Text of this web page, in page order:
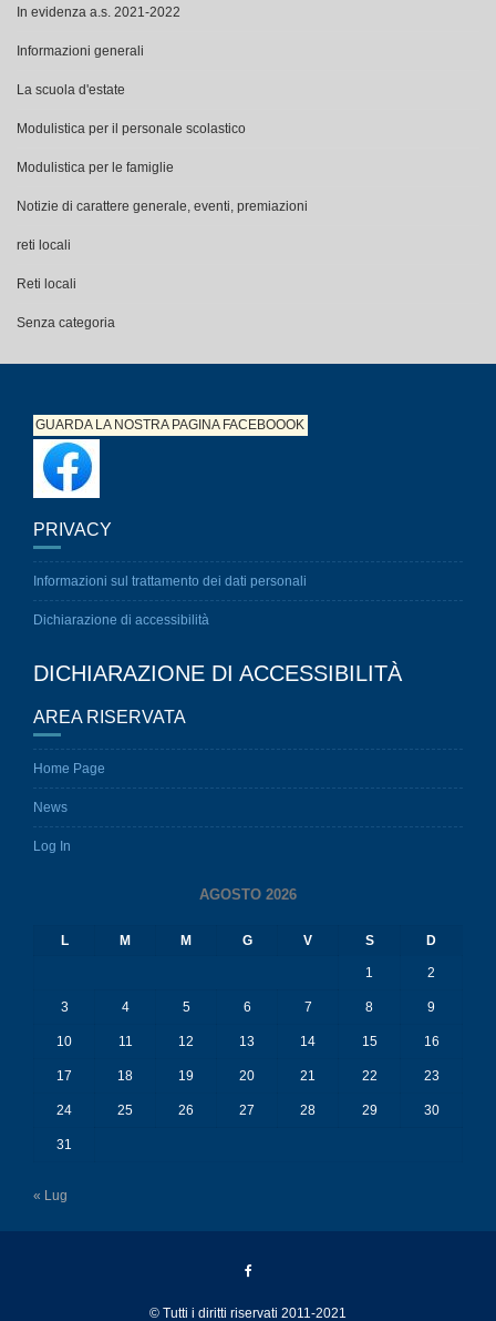
In evidenza a.s. 2021-2022
Informazioni generali
La scuola d'estate
Modulistica per il personale scolastico
Modulistica per le famiglie
Notizie di carattere generale, eventi, premiazioni
reti locali
Reti locali
Senza categoria
GUARDA LA NOSTRA PAGINAFACEBOOOK
PRIVACY
Informazioni sul trattamento dei dati personali
Dichiarazione di accessibilità
DICHIARAZIONE DI ACCESSIBILITÀ
AREA RISERVATA
Home Page
News
Log In
AGOSTO 2026
L M M G V S D
1 2
3 4 5 6 7 8 9
10 11 12 13 14 15 16
17 18 19 20 21 22 23
24 25 26 27 28 29 30
31
« Lug
© Tutti i diritti riservati 2011-2021